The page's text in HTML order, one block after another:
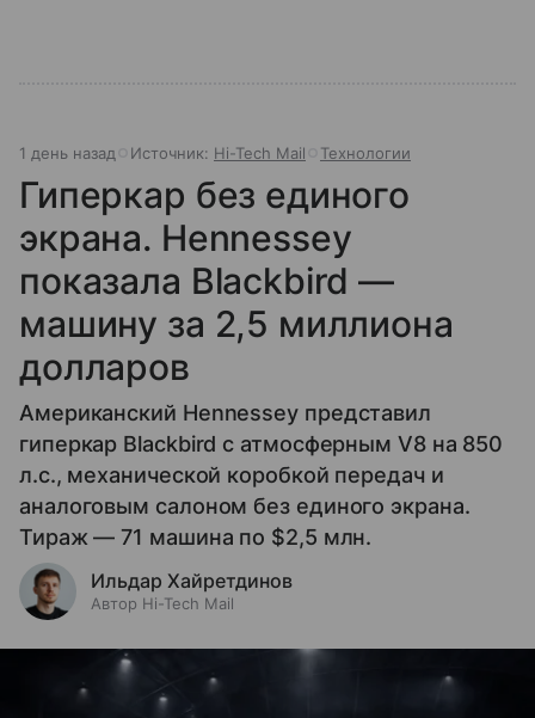
1 день назад Источник: Hi-Tech Mail Технологии
Гиперкар без единого
экрана. Hennessey
показала Blackbird —
машину за 2,5 миллиона
долларов
Американский Hennessey представил
гиперкар Blackbird с атмосферным V8 на 850
л.с., механической коробкой передач и
аналоговым салоном без единого экрана.
Тираж — 71 машина по $2,5 млн.
Ильдар Хайретдинов
Автор Hi-Tech Mail